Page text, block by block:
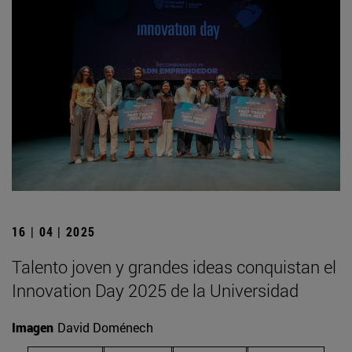
16 | 04 | 2025
Talento joven y grandes ideas conquistan el
Innovation Day 2025 de la Universidad
Imagen David Doménech